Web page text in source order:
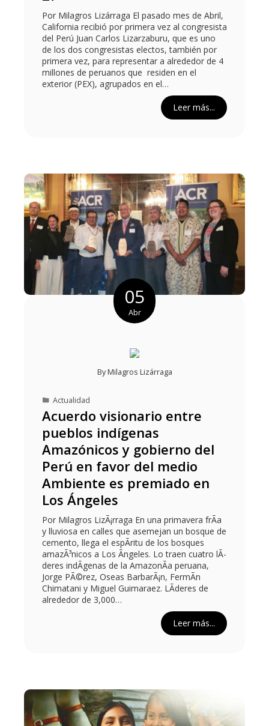
Por Milagros Lizárraga El pasado mes de Abril,
California recibió por primera vez al congresista
del Perú Juan Carlos Lizarzaburu, que es uno
de los dos congresistas electos, también por
primera vez, para representar a alrededor de 4
millones de peruanos que residen en el
exterior (PEX), agrupados en el…
Leer más...
05
Abr
ByMilagros Lizárraga
Actualidad
Acuerdo visionario entre
pueblos indígenas
Amazónicos y gobierno del
Perú en favor del medio
Ambiente es premiado en
Los Ángeles
Por Milagros LizÃ¡rraga En una primavera frÃ­a
y lluviosa en calles que asemejan un bosque de
cemento, llega el espÃ­ritu de los bosques
amazÃ³nicos a Los Ãngeles. Lo traen cuatro lÃ­
deres indÃ­genas de la AmazonÃ­a peruana,
Jorge PÃ©rez, Oseas BarbarÃ¡n, FermÃ­n
Chimatani y Miguel Guimaraez. LÃ­deres de
alrededor de 3,000…
Leer más...